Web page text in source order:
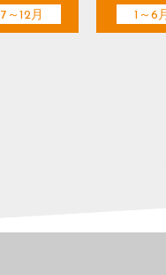
7～12月 1～6